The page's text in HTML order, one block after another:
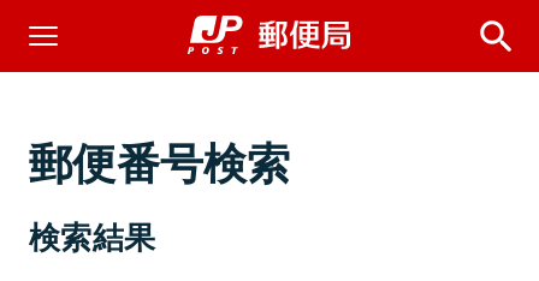
郵便番号検索
検索結果